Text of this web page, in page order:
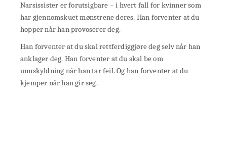
Narsissister er forutsigbare – i hvert fall for kvinner som
har gjennomskuet mønstrene deres. Han forventer at du
hopper når han provoserer deg.
Han forventer at du skal rettferdiggjøre deg selv når han
anklager deg. Han forventer at du skal be om
unnskyldning når han tar feil. Og han forventer at du
kjemper når han gir seg.